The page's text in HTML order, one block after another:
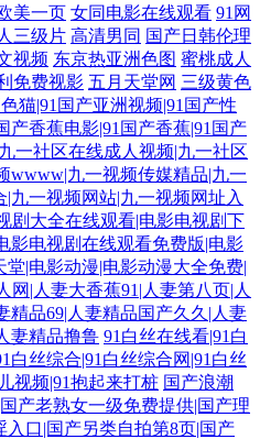
美一页 女同电影在线观看 91网
三级片 高清男同 国产日韩伦理
视频 东京热亚洲色图 蜜桃成人
免费视影 五月天堂网 三级黄色
猫|91国产亚洲视频|91国产性
产香蕉电影|91国产香蕉|91国产
九一社区在线成人视频|九一社区
wwww|九一视频传媒精品|九一
九一视频网站|九一视频网址入
剧大全在线观看|电影电视剧下
影电视剧在线观看免费版|电影
|电影动漫|电影动漫大全免费|
网|人妻大香蕉91|人妻第八页|人
精品69|人妻精品国产久久|人妻
妻精品撸鲁 91白丝在线看|91白
白丝综合|91白丝综合网|91白丝
视频|91抱起来打桩 国产浪潮
产老熟女一级免费提供|国产理
口|国产另类自拍第8页|国产